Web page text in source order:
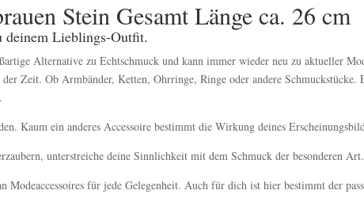
Stein Gesamt Länge ca. 26 cm
deinem Lieblings-Outfit.
Alternative zu Echtschmuck und kann immer wieder neu zu aktueller
Zeit. Ob Armbänder, Ketten, Ohrringe, Ringe oder andere Schmuckstücke.
Kaum ein anderes Accessoire bestimmt die Wirkung deines
unterstreiche deine Sinnlichkeit mit dem Schmuck der besonderen Art.
für jede Gelegenheit. Auch für dich ist hier bestimmt der